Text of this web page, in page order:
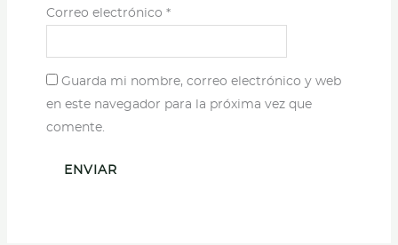
Correo electrónico *
Guarda mi nombre, correo electrónico y web
en este navegador para la próxima vez que
comente.